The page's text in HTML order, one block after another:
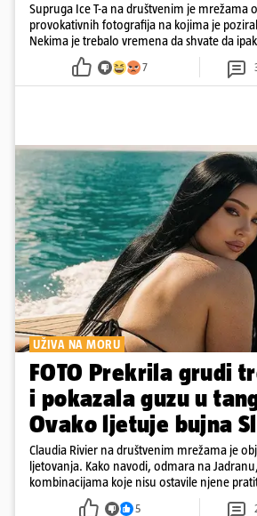
Supruga Ice T-a na društvenim je mrežama
provokativnih fotografija na kojima je
Nekima je trebalo vremena da shvate da
7
UŽIVA NA MORU
FOTO Prekrila grudi
i pokazala guzu u
Ovako ljetuje bujna
Claudia Rivier na društvenim mrežama je
ljetovanja. Kako navodi, odmara na
kombinacijama koje nisu ostavile njene
5